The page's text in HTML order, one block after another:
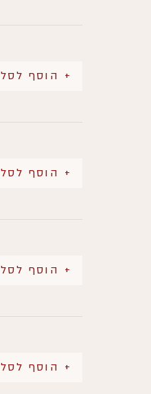
+ הוסף לסל
+ הוסף לסל
+ הוסף לסל
+ הוסף לסל